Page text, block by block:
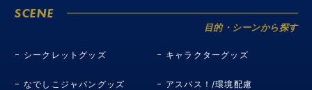
SCENE
目的・シーンから探す
シークレットグッズ キャラクターグッズ
なでしこジャパングッズ アスパス！/環境配慮